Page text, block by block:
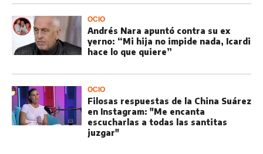
OCIO
Andrés Nara apuntó contra su ex
yerno: “Mi hija no impide nada, Icardi
hace lo que quiere”
OCIO
Filosas respuestas de la China Suárez
en Instagram: "Me encanta
escucharlas a todas las santitas
juzgar"